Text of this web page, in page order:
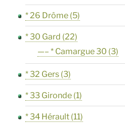
* 26 Drôme (5)
* 30 Gard (22)
—– * Camargue 30 (3)
* 32 Gers (3)
* 33 Gironde (1)
* 34 Hérault (11)